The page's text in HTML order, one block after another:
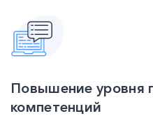
Повышение уровня
компетенций